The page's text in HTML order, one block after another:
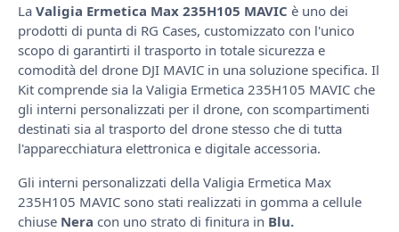
La Valigia Ermetica Max 235H105 MAVIC è uno dei
prodotti di punta di RG Cases, customizzato con l'unico
scopo di garantirti il trasporto in totale sicurezza e
comodità del drone DJI MAVIC in una soluzione specifica. Il
Kit comprende sia la Valigia Ermetica 235H105 MAVIC che
gli interni personalizzati per il drone, con scompartimenti
destinati sia al trasporto del drone stesso che di tutta
l'apparecchiatura elettronica e digitale accessoria.
Gli interni personalizzati della Valigia Ermetica Max
235H105 MAVIC sono stati realizzati in gomma a cellule
chiuse Nera con uno strato di finitura in Blu.